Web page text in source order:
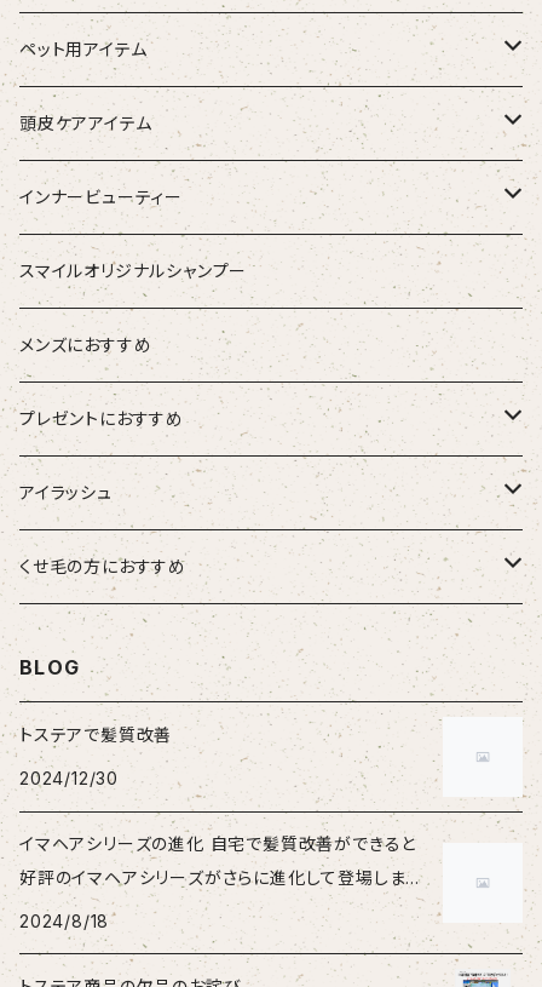
トリートメント（インバス）
トリートメント（アウトバス）
スタイリング器具
ストレートアイロン
ブラシ
スタイリング剤
ETORAS エトラス
hairU ハイル
除毛クリーム
化粧水
ペット用アイテム
ワンちゃん用
ブラシ
頭皮ケアアイテム
強髪
nine
スキャルプブラシ
インナービューティー
青粒
海活潤
エステプロラボ
スマイルオリジナルシャンプー
メンズにおすすめ
プレゼントにおすすめ
大人女性
男性
アイラッシュ
HSC強髪
くせ毛の方におすすめ
suwae（スワエ）
BLOG
トステアで髪質改善
2024/12/30
イマヘアシリーズの進化 自宅で髪質改善ができると
好評のイマヘアシリーズがさらに進化して登場しまし
た。
2024/8/18